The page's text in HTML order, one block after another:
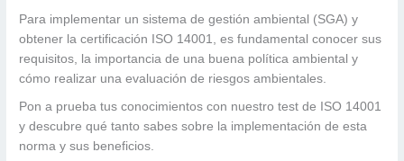
Para implementar un sistema de gestión ambiental (SGA) y
obtener la certificación ISO 14001, es fundamental conocer sus
requisitos, la importancia de una buena política ambiental y
cómo realizar una evaluación de riesgos ambientales.
Pon a prueba tus conocimientos con nuestro test de ISO 14001
y descubre qué tanto sabes sobre la implementación de esta
norma y sus beneficios.